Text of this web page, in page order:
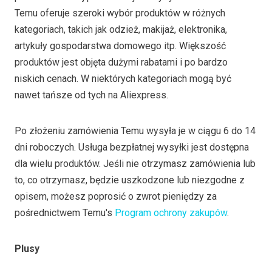
Temu oferuje szeroki wybór produktów w różnych
kategoriach, takich jak odzież, makijaż, elektronika,
artykuły gospodarstwa domowego itp. Większość
produktów jest objęta dużymi rabatami i po bardzo
niskich cenach. W niektórych kategoriach mogą być
nawet tańsze od tych na Aliexpress.
Po złożeniu zamówienia Temu wysyła je w ciągu 6 do 14
dni roboczych. Usługa bezpłatnej wysyłki jest dostępna
dla wielu produktów. Jeśli nie otrzymasz zamówienia lub
to, co otrzymasz, będzie uszkodzone lub niezgodne z
opisem, możesz poprosić o zwrot pieniędzy za
pośrednictwem Temu's Program ochrony zakupów.
Plusy